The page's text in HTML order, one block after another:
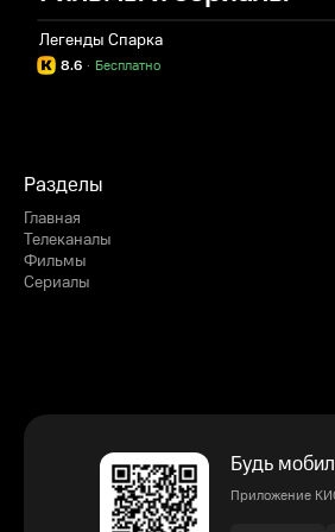
Легенды Спарка
8.6 Бесплатно
·
Разделы
Главная
Телеканалы
Фильмы
Сериалы
Будь
Приложение